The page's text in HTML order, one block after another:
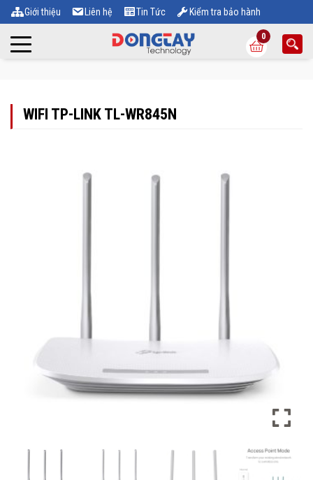
Giới thiệu Liên hệ Tin Tức Kiểm tra bảo hành
0
WIFI TP-LINK TL-WR845N